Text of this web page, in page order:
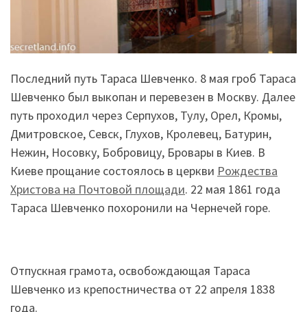
Последний путь Тараса Шевченко. 8 мая гроб Тараса
Шевченко был выкопан и перевезен в Москву. Далее
путь проходил через Серпухов, Тулу, Орел, Кромы,
Дмитровское, Севск, Глухов, Кролевец, Батурин,
Нежин, Носовку, Бобровицу, Бровары в Киев. В
Киеве прощание состоялось в церкви Рождества
Христова на Почтовой площади. 22 мая 1861 года
Тараса Шевченко похоронили на Чернечей горе.
Отпускная грамота, освобождающая Тараса
Шевченко из крепостничества от 22 апреля 1838
года.